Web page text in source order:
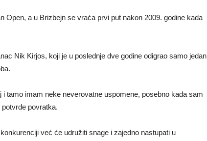
Open, a u Brizbejn se vraća prvi put nakon 2009. godine kada
Nik Kirjos, koji je u poslednje dve godine odigrao samo jedan
i tamo imam neke neverovatne uspomene, posebno kada sam
povratka.
već će udružiti snage i zajedno nastupati u